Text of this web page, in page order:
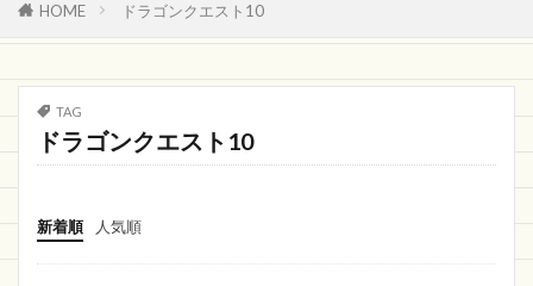
HOME ドラゴンクエスト10
TAG
ドラゴンクエスト10
新着順 人気順